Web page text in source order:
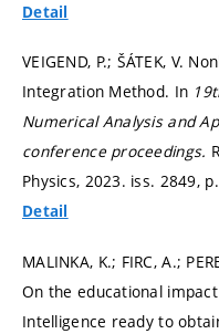
Detail
VEIGEND, P.; ŠÁTEK, V.
Integration Method. In
Numerical Analysis and
conference proceedings.
Physics, 2023. iss. 2849,
Detail
MALINKA, K.; FIRC, A.;
On the educational
Intelligence ready to